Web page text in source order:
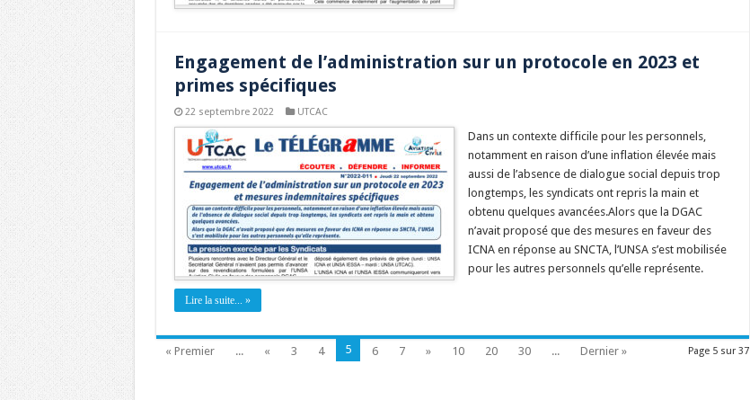
Engagement de l’administration sur un protocole en 2023 et
primes spécifiques
22 septembre 2022 UTCAC
Dans un contexte difficile pour les personnels,
notamment en raison d’une inflation élevée mais
aussi de l’absence de dialogue social depuis trop
longtemps, les syndicats ont repris la main et
obtenu quelques avancées.Alors que la DGAC
n’avait proposé que des mesures en faveur des
ICNA en réponse au SNCTA, l’UNSA s’est mobilisée
pour les autres personnels qu’elle représente.
Lire la suite... »
Page 5 sur 37
« Premier ... « 3 4 5 6 7 » 10 20 30 ... Dernier »